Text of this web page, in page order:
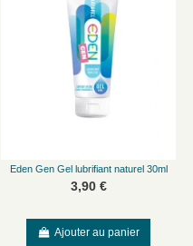
Eden Gen Gel lubrifiant naturel 30ml
3,90 €
Ajouter au panier